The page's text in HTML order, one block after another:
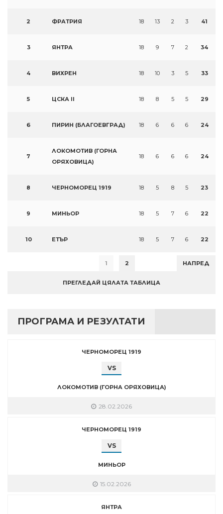
2 ФРАТРИЯ 18 13 2 3 41
3 ЯНТРА 18 9 7 2 34
4 ВИХРЕН 18 10 3 5 33
5 ЦСКА II 18 8 5 5 29
6 ПИРИН (БЛАГОЕВГРАД) 18 6 6 6 24
7
ЛОКОМОТИВ (ГОРНА
ОРЯХОВИЦА)
18 6 6 6 24
8 ЧЕРНОМОРЕЦ 1919 18 5 8 5 23
9 МИНЬОР 18 5 7 6 22
10 ЕТЪР 18 5 7 6 22
1 2 НАПРЕД
ПРЕГЛЕДАЙ ЦЯЛАТА ТАБЛИЦА
ПРОГРАМА И РЕЗУЛТАТИ
ЧЕРНОМОРЕЦ 1919
VS
ЛОКОМОТИВ (ГОРНА ОРЯХОВИЦА)
28.02.2026
ЧЕРНОМОРЕЦ 1919
VS
МИНЬОР
15.02.2026
ЯНТРА